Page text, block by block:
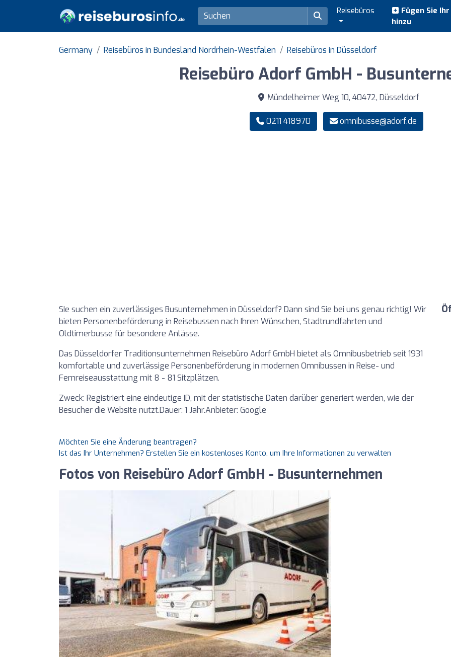
Reisebüros
Fügen Sie
hinzu
Germany Reisebüros in Bundesland Nordrhein-Westfalen Reisebüros in Düsseldorf
Reisebüro Adorf GmbH -
Mündelheimer Weg 10, 40472, Düsseldorf
0211 418970 omnibusse@adorf.de
SIe suchen ein zuverlässiges Busunternehmen in Düsseldorf? Dann sind Sie bei uns genau richtig! Wir
bieten Personenbeförderung in Reisebussen nach Ihren Wünschen, Stadtrundfahrten und
Oldtimerbusse für besondere Anlässe.
Das Düsseldorfer Traditionsunternehmen Reisebüro Adorf GmbH bietet als Omnibusbetrieb seit 1931
komfortable und zuverlässige Personenbeförderung in modernen Omnibussen in Reise- und
Fernreiseausstattung mit 8 - 81 Sitzplätzen.
Zweck: Registriert eine eindeutige ID, mit der statistische Daten darüber generiert werden, wie der
Besucher die Website nutzt.Dauer: 1 Jahr.Anbieter: Google
Möchten Sie eine Änderung beantragen?
Ist das Ihr Unternehmen? Erstellen Sie ein kostenloses Konto, um Ihre Informationen zu verwalten
Fotos von Reisebüro Adorf GmbH - Busunternehmen